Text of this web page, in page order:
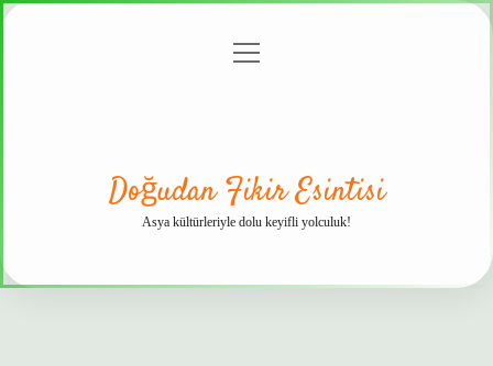
menüyü
Doğudan Fikir Esintisi
Asya kültürleriyle dolu keyifli yolculuk!